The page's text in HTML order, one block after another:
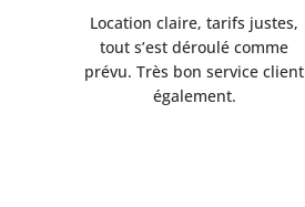
Location claire, tarifs justes,
tout s’est déroulé comme
prévu. Très bon service client
également.